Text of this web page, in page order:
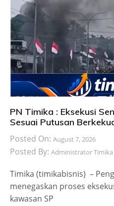
PN Timika : Eksekusi
Sesuai Putusan
Posted On: August 7, 2026
Posted By: Administrator Timika
Timika (timikabisnis) –
menegaskan proses
kawasan SP